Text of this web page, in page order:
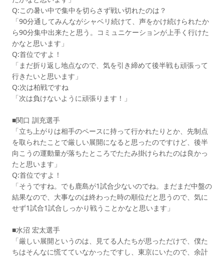
Q:この暑い中で集中を切らさず戦い切れたのは？
「90分通してみんながシャベリ続けて、声をかけ続けられたか
ら90分集中出来たと思う。コミュニケーションが上手く行けた
かなと思います」
Q:首位ですよ！
「まだ折り返し地点なので、気を引き締めて後半戦も頑張って
行きたいと思います」
Q:次は柏戦ですね
「次は負けないように頑張ります！」
■関口 訓充選手
「立ち上がりは相手のペースに持って行かれたりとか、先制点
を取られたことで厳しい展開になると思ったのですけど、後半
向こうの運動量が落ちたところでたたみ掛けられたのは良かっ
たと思います」
Q:首位ですよ！
「そうですね。でも鹿島が1試合少ないのでね。まだまだ中盤の
結果なので、大事なのは終わった時の順位だと思うので、気に
せず1試合1試合しっかり戦うことかなと思います」
■水沼 宏太選手
「厳しい展開というのは、見てる人たちが思っただけで、僕た
ちはそんなに慌てていなかったですし、東京にいたので、余計